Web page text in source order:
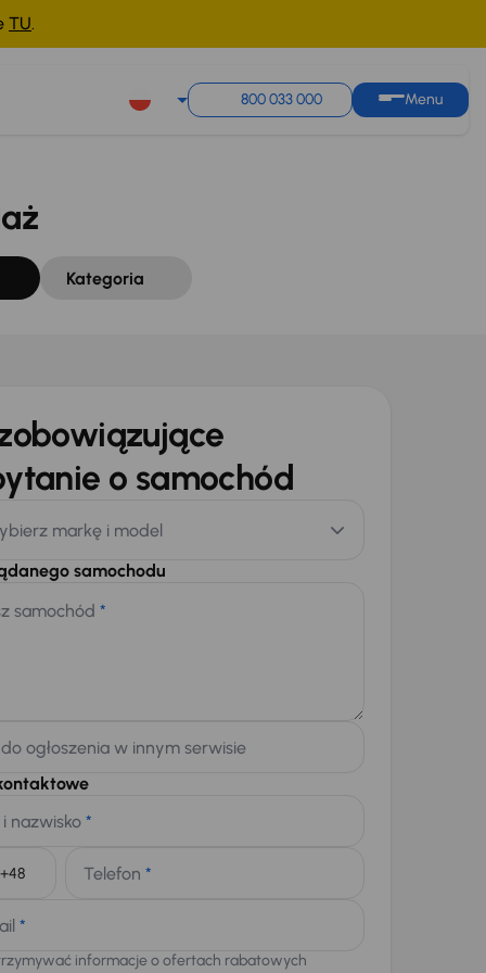
TU.
800 033 000 Menu
Kategoria
o samochód
markę i model
samochodu
samochód *
ogłoszenia w innym serwisie
nazwisko *
Telefon *
*
informacje o ofertach rabatowych